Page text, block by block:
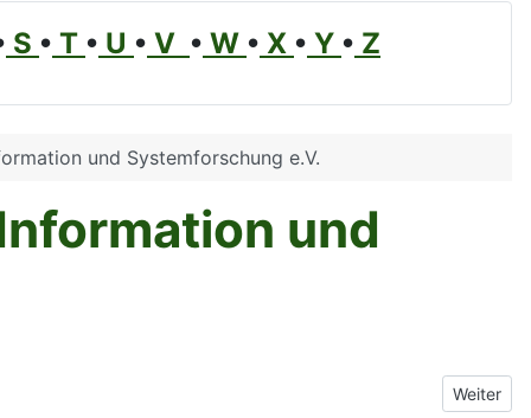
S • T • U • V • W • X • Y • Z
und Systemforschung e.V.
und
Nächster
Weiter